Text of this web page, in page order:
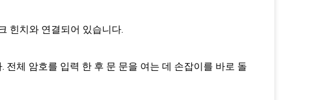
힌치와 연결되어 있습니다.
체 암호를 입력 한 후 문 문을 여는 데 손잡이를 바로 돌